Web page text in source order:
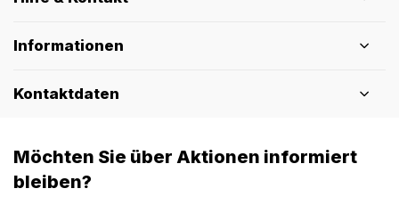
Informationen
Kontaktdaten
Möchten Sie über Aktionen informiert
bleiben?